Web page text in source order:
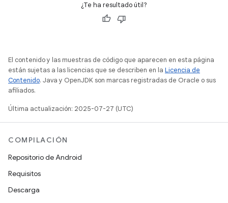
¿Te ha resultado útil?
El contenido y las muestras de código que aparecen en esta página
están sujetas a las licencias que se describen en la Licencia de
Contenido. Java y OpenJDK son marcas registradas de Oracle o sus
afiliados.
Última actualización: 2025-07-27 (UTC)
COMPILACIÓN
Repositorio de Android
Requisitos
Descarga